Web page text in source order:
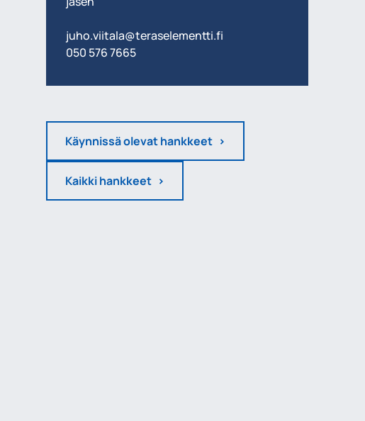
juho.viitala@teraselementti.fi
050 576 7665
Käynnissä olevat hankkeet
Kaikki hankkeet